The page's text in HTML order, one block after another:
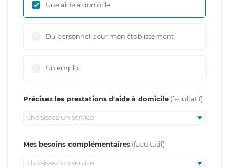
Une aide à domicile
Du personnel pour mon établissement
Un emploi
Précisez les prestations d'aide à domicile
choisissez un service
Mes besoins complémentaires
choisissez un service